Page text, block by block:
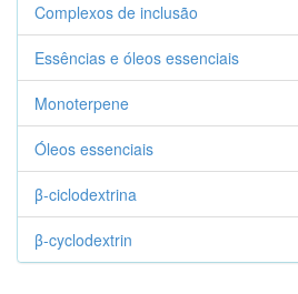
Complexos de inclusão
Essências e óleos essenciais
Monoterpene
Óleos essenciais
β-ciclodextrina
β-cyclodextrin